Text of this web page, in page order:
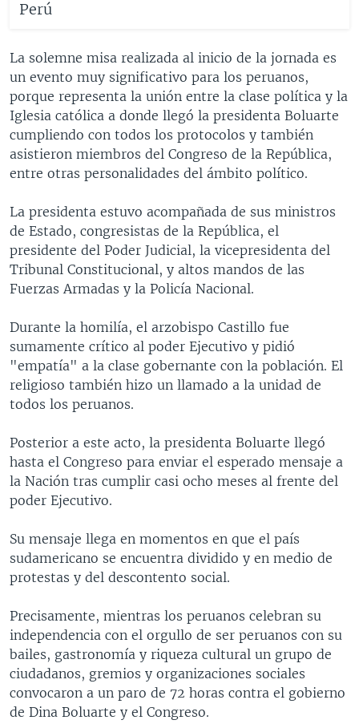
Perú
La solemne misa realizada al inicio de la jornada es
un evento muy significativo para los peruanos,
porque representa la unión entre la clase política y la
Iglesia católica a donde llegó la presidenta Boluarte
cumpliendo con todos los protocolos y también
asistieron miembros del Congreso de la República,
entre otras personalidades del ámbito político.
La presidenta estuvo acompañada de sus ministros
de Estado, congresistas de la República, el
presidente del Poder Judicial, la vicepresidenta del
Tribunal Constitucional, y altos mandos de las
Fuerzas Armadas y la Policía Nacional.
Durante la homilía, el arzobispo Castillo fue
sumamente crítico al poder Ejecutivo y pidió
"empatía" a la clase gobernante con la población. El
religioso también hizo un llamado a la unidad de
todos los peruanos.
Posterior a este acto, la presidenta Boluarte llegó
hasta el Congreso para enviar el esperado mensaje a
la Nación tras cumplir casi ocho meses al frente del
poder Ejecutivo.
Su mensaje llega en momentos en que el país
sudamericano se encuentra dividido y en medio de
protestas y del descontento social.
Precisamente, mientras los peruanos celebran su
independencia con el orgullo de ser peruanos con su
bailes, gastronomía y riqueza cultural un grupo de
ciudadanos, gremios y organizaciones sociales
convocaron a un paro de 72 horas contra el gobierno
de Dina Boluarte y el Congreso.